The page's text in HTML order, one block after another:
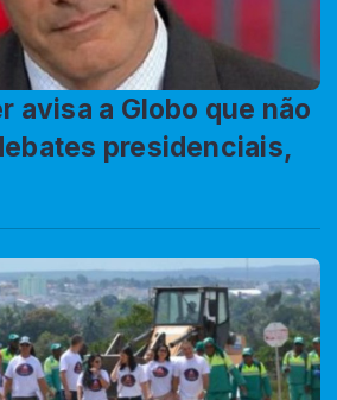
avisa a Globo que não
presidenciais,